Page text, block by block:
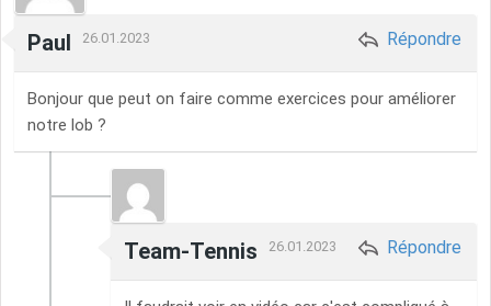
Paul 26.01.2023 Répondre
Bonjour que peut on faire comme exercices pour améliorer
notre lob ?
Team-Tennis 26.01.2023 Répondre